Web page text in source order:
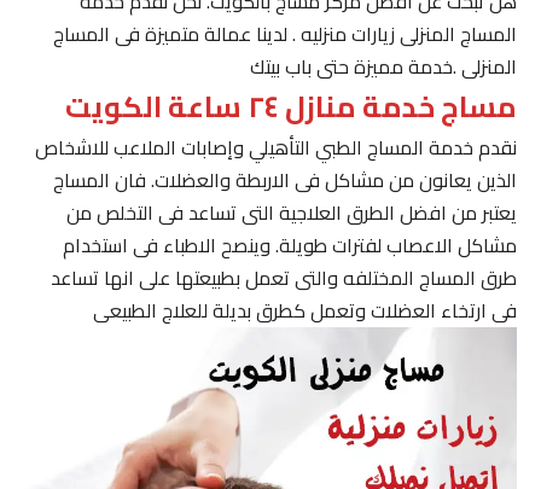
المساج المنزلى زيارات منزليه . لدينا عمالة متميزة فى المساج
المنزلى .خدمة مميزة حتى باب بيتك
مساج خدمة منازل ٢٤ ساعة الكويت
نقدم خدمة المساج الطبي التأهيلي وإصابات الملاعب للاشخاص
الذين يعانون من مشاكل فى الاربطة والعضلات. فان المساج
يعتبر من افضل الطرق العلاجية التى تساعد فى التخلص من
مشاكل الاعصاب لفترات طويلة. وينصح الاطباء فى استخدام
طرق المساج المختلفه والتى تعمل بطبيعتها على انها تساعد
فى ارتخاء العضلات وتعمل كطرق بديلة للعلاج الطبيعى